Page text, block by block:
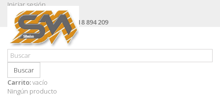
Iniciar sesión
Contacte con nosotros
Llámanos ahora:+34 618 894 209
Buscar
Carrito:vacío
Ningún producto